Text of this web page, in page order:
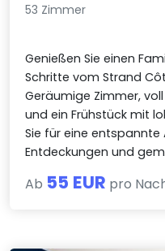
53 Zimmer
Genießen Sie einen
Schritte vom Strand
Geräumige Zimmer,
und ein Frühstück mit
Sie für eine
Entdeckungen und
Ab 55 EUR pro